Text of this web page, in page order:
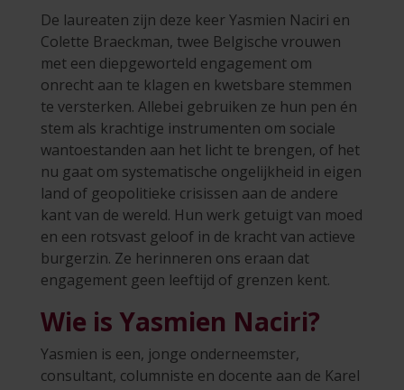
De laureaten zijn deze keer Yasmien Naciri en
Colette Braeckman, twee Belgische vrouwen
met een diepgeworteld engagement om
onrecht aan te klagen en kwetsbare stemmen
te versterken. Allebei gebruiken ze hun pen én
stem als krachtige instrumenten om sociale
wantoestanden aan het licht te brengen, of het
nu gaat om systematische ongelijkheid in eigen
land of geopolitieke crisissen aan de andere
kant van de wereld. Hun werk getuigt van moed
en een rotsvast geloof in de kracht van actieve
burgerzin. Ze herinneren ons eraan dat
engagement geen leeftijd of grenzen kent.
Wie is Yasmien Naciri?
Yasmien is een, jonge onderneemster,
consultant, columniste en docente aan de Karel